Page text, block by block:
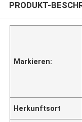
PRODUKT-
Markieren:
Herkunftsort